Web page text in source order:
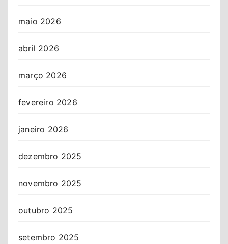
maio 2026
abril 2026
março 2026
fevereiro 2026
janeiro 2026
dezembro 2025
novembro 2025
outubro 2025
setembro 2025